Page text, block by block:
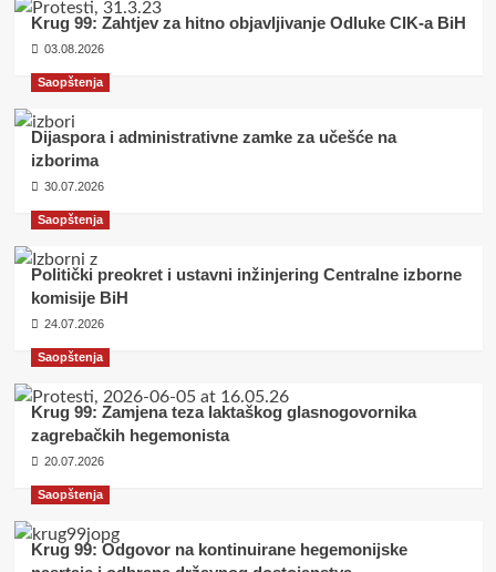
Krug 99: Zahtjev za hitno objavljivanje Odluke CIK-a BiH
03.08.2026
Saopštenja
Dijaspora i administrativne zamke za učešće na
izborima
30.07.2026
Saopštenja
Politički preokret i ustavni inžinjering Centralne izborne
komisije BiH
24.07.2026
Saopštenja
Krug 99: Zamjena teza laktaškog glasnogovornika
zagrebačkih hegemonista
20.07.2026
Saopštenja
Krug 99: Odgovor na kontinuirane hegemonijske